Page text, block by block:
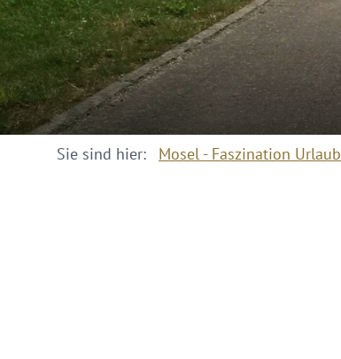
Sie sind hier: Mosel - Faszination Urlaub